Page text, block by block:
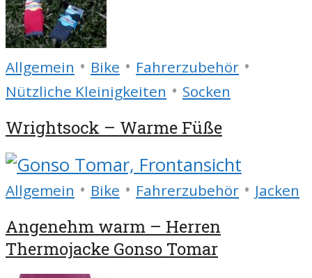
Allgemein • Bike • Fahrerzubehör •
Nützliche Kleinigkeiten • Socken
Wrightsock – Warme Füße
Allgemein • Bike • Fahrerzubehör • Jacken
Angenehm warm – Herren
Thermojacke Gonso Tomar